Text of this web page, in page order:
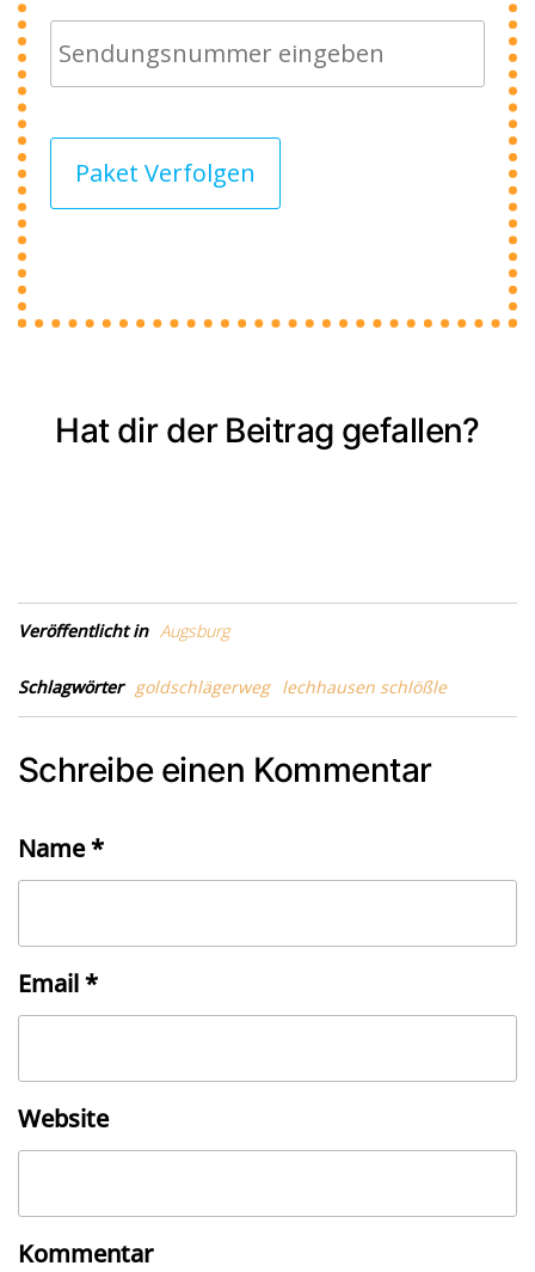
Paket Verfolgen
Hat dir der Beitrag gefallen?
Veröffentlicht in Augsburg
Schlagwörter goldschlägerweg lechhausen schlößle
Schreibe einen Kommentar
Name*
Email*
Website
Kommentar